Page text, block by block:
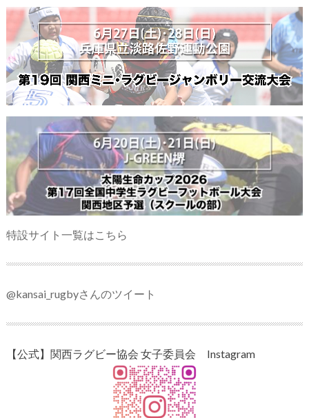
特設サイト一覧はこちら
@kansai_rugbyさんのツイート
【公式】関西ラグビー協会 女子委員会 Instagram